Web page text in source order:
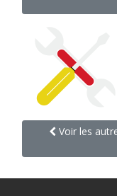
Voir les